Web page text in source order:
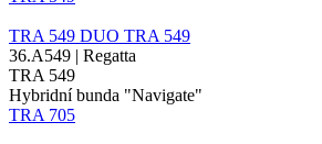
TRA 549 DUO TRA 549
36.A549 | Regatta
TRA 549
Hybridní bunda "Navigate"
TRA 705